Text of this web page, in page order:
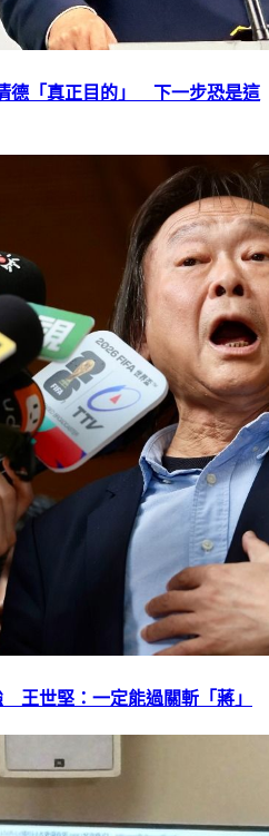
德「真正目的」 下一步恐是這
王世堅：一定能過關斬「蔣」